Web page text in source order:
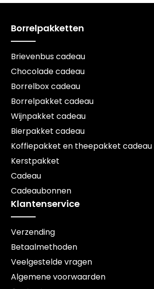
Borrelpakketten
Brievenbus cadeau
Chocolade cadeau
Borrelbox cadeau
Borrelpakket cadeau
Wijnpakket cadeau
Bierpakket cadeau
Koffiepakket en theepakket cadeau
Kerstpakket
Cadeau
Cadeaubonnen
Klantenservice
Verzending
Betaalmethoden
Veelgestelde vragen
Algemene voorwaarden